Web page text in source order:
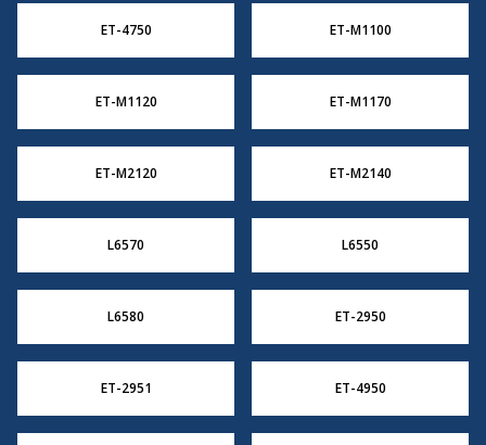
ET-4750 ET-M1100
ET-M1120 ET-M1170
ET-M2120 ET-M2140
L6570 L6550
L6580 ET-2950
ET-2951 ET-4950